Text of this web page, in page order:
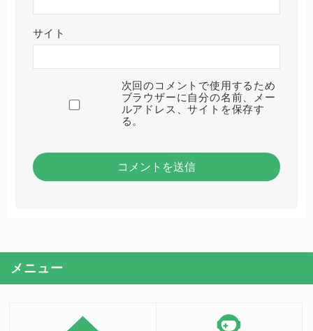
サイト
次回のコメントで使用するため
ブラウザーに自分の名前、メー
ルアドレス、サイトを保存す
る。
メニュー